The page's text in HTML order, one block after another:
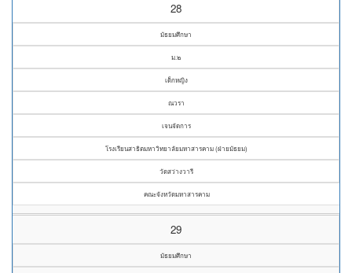
28
มัธยมศึกษา
ม.๒
เด็กหญิง
ณวรา
เจนจัดการ
โรงเรียนสาธิตมหาวิทยาลัยมหาสารคาม (ฝ่ายมัธยม)
วัดสว่างวารี
คณะจังหวัดมหาสารคาม
29
มัธยมศึกษา